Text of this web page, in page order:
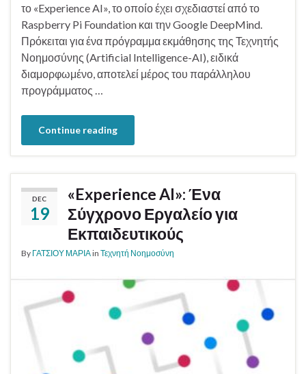
το «Experience AI», το οποίο έχει σχεδιαστεί από το
Raspberry Pi Foundation και την Google DeepMind.
Πρόκειται για ένα πρόγραμμα εκμάθησης της Τεχνητής
Νοημοσύνης (Artificial Intelligence-AI), ειδικά
διαμορφωμένο, αποτελεί μέρος του παράλληλου
προγράμματος …
Continue reading
DEC
19
«Experience AI»: Ένα
Σύγχρονο Εργαλείο για
Εκπαιδευτικούς
By ΓΑΤΣΙΟΥ ΜΑΡΙΑin Τεχνητή Νοημοσύνη